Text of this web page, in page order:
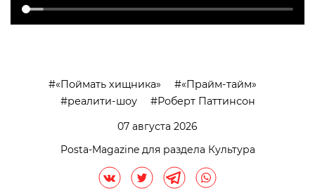
«Поймать хищника»
«Прайм-тайм»
реалити-шоу
Роберт Паттинсон
07 августа 2026
Posta-Magazine для раздела Культура